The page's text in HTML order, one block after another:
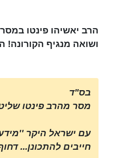
הרב יאשיהו פינטו
ושואה מנגיף הקורונה!
בס"ד
מסר מהרב פינטו
עם ישראל היקר
חייבים להתכונן...